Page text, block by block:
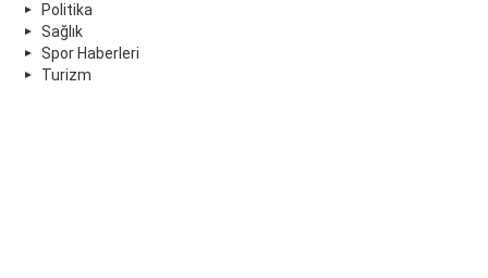
Politika
Sağlık
Spor Haberleri
Turizm